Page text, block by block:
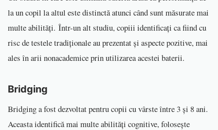
la un copil la altul este distinctă atunci când sunt măsurate mai
multe abilități. Într-un alt studiu, copiii identificați ca fiind cu
risc de testele tradiționale au prezentat și aspecte pozitive, mai
ales în arii nonacademice prin utilizarea acestei baterii.
Bridging
Bridging a fost dezvoltat pentru copii cu vârste între 3 și 8 ani.
Aceasta identifică mai multe abilități cognitive, folosește